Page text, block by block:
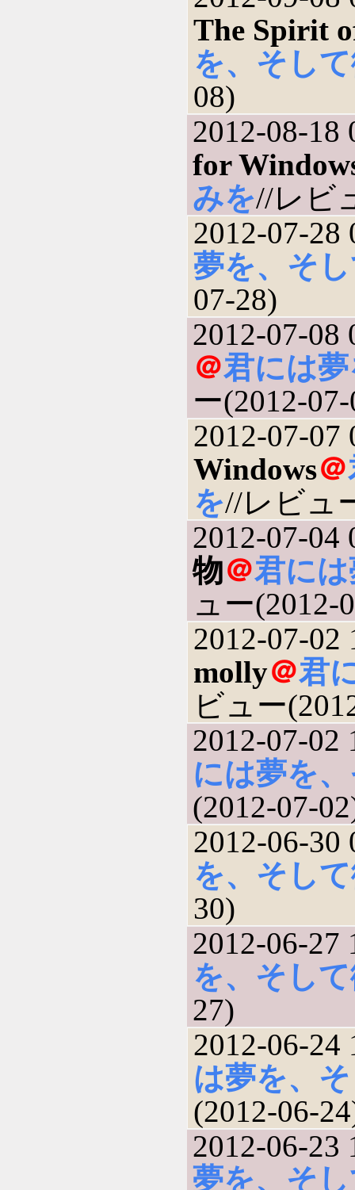
The Spirit
を、そし
08)
2012-08-18
for
みを//レビ
2012-07-28
夢を、そ
07-28)
2012-07-08
＠君には
ー(2012-
2012-07-07
Windows＠
を//レビュ
2012-07-04
物＠君に
ュー(2012-
2012-07-02
molly＠君
ビュー
2012-07-02
には夢を
(2012-07-
2012-06-30
を、そし
30)
2012-06-27
を、そし
27)
2012-06-24
は夢を、
(2012-06-
2012-06-23
夢を、そ